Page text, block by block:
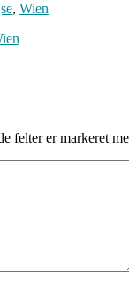
, Wien
felter er markeret